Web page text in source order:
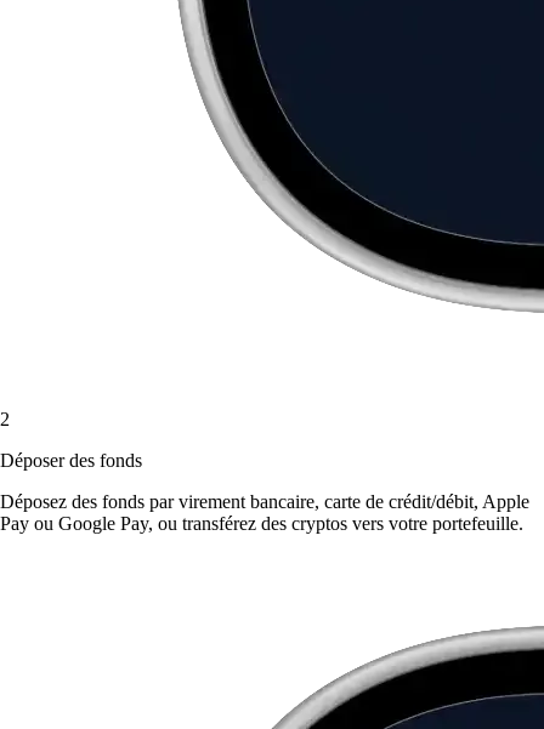
2
Déposer des fonds
Déposez des fonds par virement bancaire, carte de crédit/débit, Apple
Pay ou Google Pay, ou transférez des cryptos vers votre portefeuille.